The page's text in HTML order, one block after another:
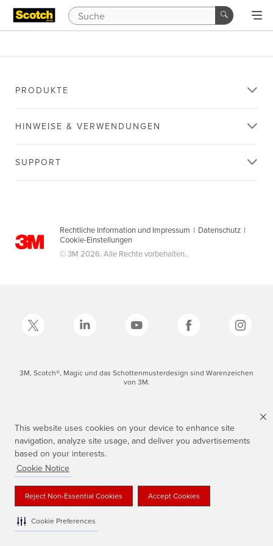
This website uses cookies on your device to enhance site
navigation, analyze site usage, and deliver you advertisements
based on your interests.
Cookie Notice
Reject Non-Essential Cookies Accept Cookies
Cookie Preferences
PRODUKTE
HINWEISE & VERWENDUNGEN
SUPPORT
Rechtliche Information und Impressum | Datenschutz |
Cookie-Einstellungen
© 3M 2026. Alle Rechte vorbehalten..
3M, Scotch®, Magic und das Schottenmusterdesign sind Warenzeichen
von 3M.